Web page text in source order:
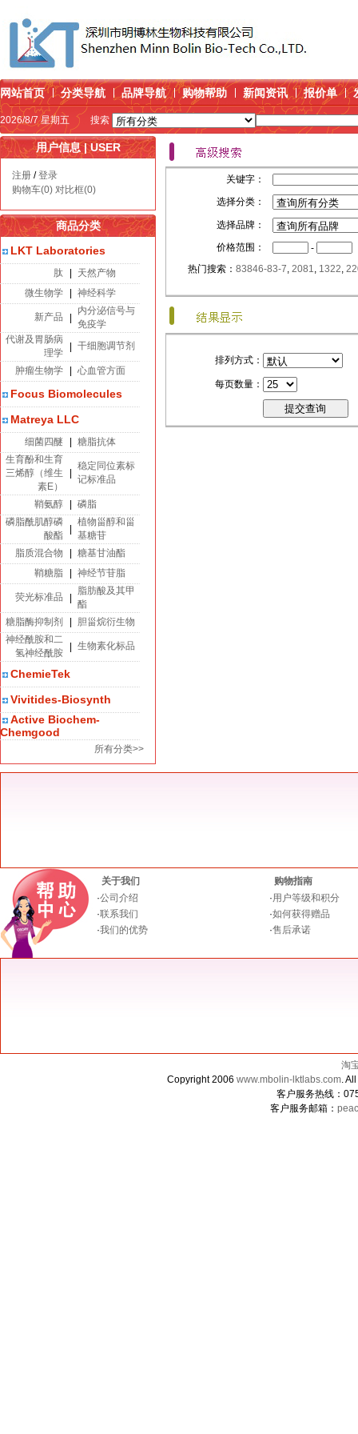
网站首页 分类导航 品牌导航 购物帮助 新闻资讯 报价单
2026/8/7 星期五 搜索
用户信息 | USER
注册 /登录
购物车(0) 对比框(0)
商品分类
LKT Laboratories
肽
天然产物
微生物学
神经科学
新产品
内分泌信号与
免疫学
代谢及胃肠病
理学
干细胞调节剂
肿瘤生物学 心血管方面
Focus Biomolecules
Matreya LLC
细菌四醚
糖脂抗体
生育酚和生育
三烯醇（维生
素E）
稳定同位素标
记标准品
鞘氨醇
磷脂
磷脂酰肌醇磷
酸酯
植物甾醇和甾
基糖苷
脂质混合物
糖基甘油酯
鞘糖脂
神经节苷脂
荧光标准品
脂肪酸及其甲
酯
糖脂酶抑制剂
胆甾烷衍生物
神经酰胺和二
氢神经酰胺
生物素化标品
ChemieTek
Vivitides-Biosynth
Active Biochem-
Chemgood
所有分类>>
关键字：
选择分类：
选择品牌：
价格范围：
-
热门搜索： 83846-83-7, 2081, 1322,
排列方式：
每页数量：
关于我们
·公司介绍
·联系我们
·我们的优势
购物指南
·用户等级和积分
·如何获得赠品
·售后承诺
淘
Copyright 2006 www.mbolin-lktlabs.com.
客户服务热线：
客户服务邮箱：